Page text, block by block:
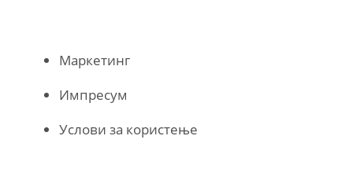
Маркетинг
Импресум
Услови за користење